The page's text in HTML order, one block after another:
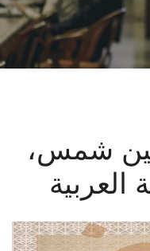
الشئون الأكاديمية
البحث العلمي
المراكز والوحدات
الأنظمة الذكية
الإعلام
عين شمس،
العربية